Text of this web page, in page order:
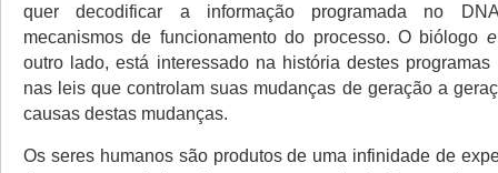
quer decodificar a informação programada no
mecanismos de funcionamento do processo. O biólogo
outro lado, está interessado na história destes
nas leis que controlam suas mudanças de geração a
causas destas mudanças.
Os seres humanos são produtos de uma infinidade de